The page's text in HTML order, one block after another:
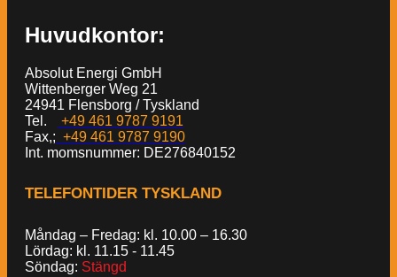
Huvudkontor:
Absolut Energi GmbH
Wittenberger Weg 21
24941 Flensborg / Tyskland
Tel.
+49 461 9787 9191
Fax,; +49 461 9787 9190
Int. momsnummer: DE276840152
TELEFONTIDER TYSKLAND
Måndag – Fredag: kl. 10.00 – 16.30
Lördag: kl. 11.15 - 11.45
Söndag: Stängd